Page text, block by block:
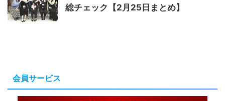
総チェック【2月25日まとめ】
会員サービス